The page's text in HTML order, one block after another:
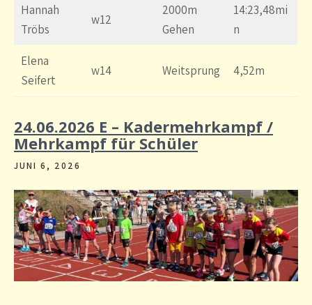
Hannah
Tröbs
w12
2000m
Gehen
14:23,48mi
n
Elena
Seifert
w14 Weitsprung 4,52m
24.06.2026 E – Kadermehrkampf /
Mehrkampf für Schüler
JUNI 6, 2026